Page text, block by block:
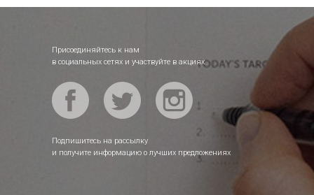
Присоединяйтесь к нам
в социальных сетях и участвуйте в акциях
Подпишитесь на рассылку
и получите информацию о лучших предложениях